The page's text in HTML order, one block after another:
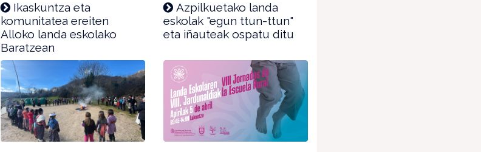
Ikaskuntza eta
komunitatea ereiten
Alloko landa eskolako
Baratzean
Azpilkuetako landa
eskolak "egun ttun-ttun"
eta iñauteak ospatu ditu